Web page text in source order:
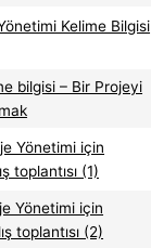
Kelime Bilgisi
bilgisi – Bir Projeyi
Yönetimi için
toplantısı (1)
Yönetimi için
toplantısı (2)